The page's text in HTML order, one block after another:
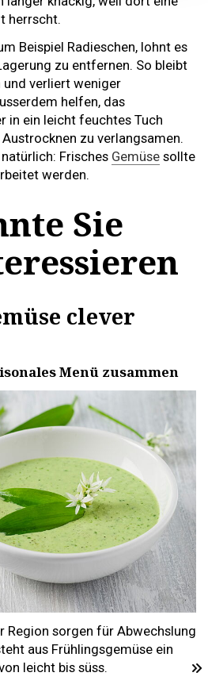
herrscht.
Beispiel Radieschen, lohnt es
zu entfernen. So bleibt
verliert weniger
helfen, das
in ein leicht feuchtes Tuch
zu verlangsamen.
Frisches Gemüse sollte
werden.
Sie
clever
Menü zusammen
Region sorgen für Abwechslung
aus Frühlingsgemüse ein
leicht bis süss.